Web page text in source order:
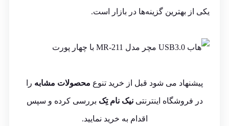
یکی از بهترین گزینه‌ها در بازار است.
پیشنهاد می شود قبل از خرید تنوع محصولات مشابه را
در فروشگاه اینترنتینیک نام تِک بررسی کرده و سپس
اقدام به خرید نمایید.